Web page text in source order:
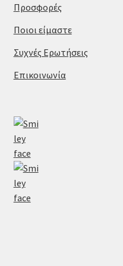
Προσφορές
Ποιοι είμαστε
Συχνές Ερωτήσεις
Επικοινωνία